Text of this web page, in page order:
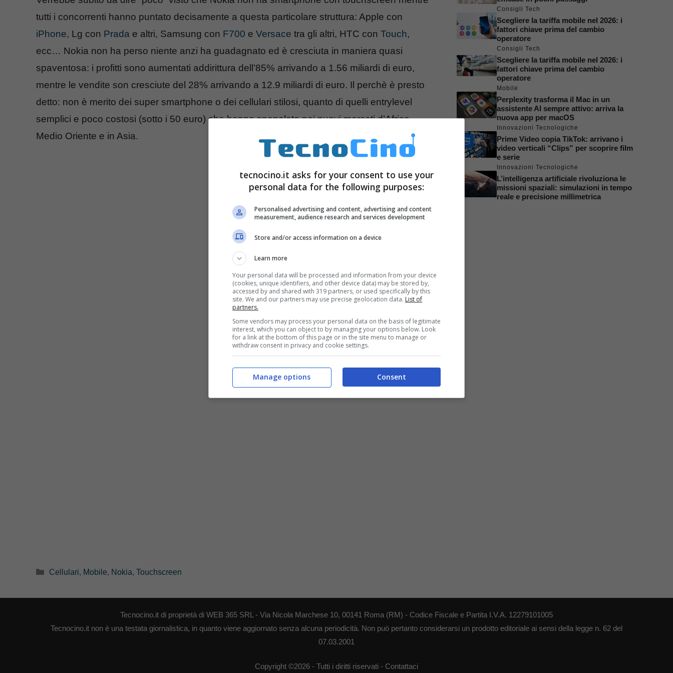
tutti i concorrenti hanno puntato decisamente a questa particolare struttura: Apple con
iPhone, Lg con Prada e altri, Samsung con F700 e Versace tra gli altri, HTC con Touch,
ecc… Nokia non ha perso niente anzi ha guadagnato ed è cresciuta in maniera quasi
spaventosa: i profitti sono aumentati addirittura dell’85% arrivando a 1.56 miliardi di euro,
mentre le vendite son cresciute del 28% arrivando a 12.9 miliardi di euro. Il perchè è presto
detto: non è merito dei super smartphone o dei cellulari stilosi, quanto di quelli entrylevel
semplici e poco costosi (sotto i 50 euro) che hanno spopolato nei nuovi mercati d’Africa,
Medio Oriente e in Asia.
Categorie
Cellulari, Mobile, Nokia, Touchscreen
Consigli Tech
Scegliere la tariffa mobile nel 2026: i
fattori chiave prima del cambio
operatore
Consigli Tech
Scegliere la tariffa mobile nel 2026: i
fattori chiave prima del cambio
operatore
Mobile
Perplexity trasforma il Mac in un
assistente AI sempre attivo: arriva la
nuova app per macOS
Innovazioni Tecnologiche
Prime Video copia TikTok: arrivano i
video verticali “Clips” per scoprire film
e serie
Innovazioni Tecnologiche
L’intelligenza artificiale rivoluziona le
missioni spaziali: simulazioni in tempo
reale e precisione millimetrica
Tecnocino.it di proprietà di WEB 365 SRL - Via Nicola Marchese 10, 00141 Roma (RM) - Codice Fiscale e Partita I.V.A. 12279101005
Tecnocino.it non è una testata giornalistica, in quanto viene aggiornato senza alcuna periodicità. Non può pertanto considerarsi un prodotto editoriale ai sensi della legge n. 62 del
07.03.2001
Copyright ©2026 - Tutti i diritti riservati - Contattaci
tecnocino.it asks for your consent to use your
personal data for the following purposes:
Personalised advertising and content, advertising and content
measurement, audience research and services development
Store and/or access information on a device
Learn more
Your personal data will be processed and information from your device
(cookies, unique identifiers, and other device data) may be stored by,
accessed by and shared with 319 partners, or used specifically by this
site. We and our partners may use precise geolocation data. List of
partners.
Some vendors may process your personal data on the basis of legitimate
interest, which you can object to by managing your options below. Look
for a link at the bottom of this page or in the site menu to manage or
withdraw consent in privacy and cookie settings.
Consent
Manage options